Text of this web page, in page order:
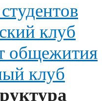
клуб
общежития
клуб